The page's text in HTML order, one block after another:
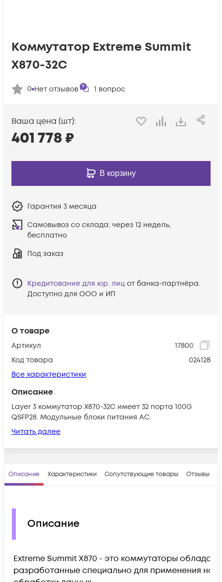
О товаре
Артикул
17800
Код товара
024128
Все характеристики
Описание
Layer 3 коммутатор X870-32C имеет 32 порта 100G
QSFP28. Модульные блоки питания АС.
Читать далее
Коммутатор Extreme Summit
X870-32C
0 Нет отзывов 1 вопрос
Ваша цена (шт):
401 778₽
В корзину
Гарантия 3 месяца
Самовывоз со склада: через 12 недель,
бесплатно
Под заказ
Кредитование для юр. лиц от банка-партнёра.
Доступно для ООО и ИП
Описание Характеристики Сопутствующие товары Отзывы
Описание
Extreme Summit X870 - это коммутаторы
разработанные специально для применения на